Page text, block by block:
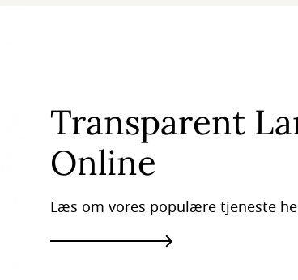
Transparent
Online
Læs om vores populære tjeneste